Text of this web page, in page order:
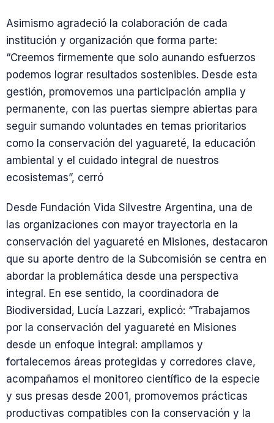
Asimismo agradeció la colaboración de cada
institución y organización que forma parte:
“Creemos firmemente que solo aunando esfuerzos
podemos lograr resultados sostenibles. Desde esta
gestión, promovemos una participación amplia y
permanente, con las puertas siempre abiertas para
seguir sumando voluntades en temas prioritarios
como la conservación del yaguareté, la educación
ambiental y el cuidado integral de nuestros
ecosistemas”, cerró
Desde Fundación Vida Silvestre Argentina, una de
las organizaciones con mayor trayectoria en la
conservación del yaguareté en Misiones, destacaron
que su aporte dentro de la Subcomisión se centra en
abordar la problemática desde una perspectiva
integral. En ese sentido, la coordinadora de
Biodiversidad, Lucía Lazzari, explicó: “Trabajamos
por la conservación del yaguareté en Misiones
desde un enfoque integral: ampliamos y
fortalecemos áreas protegidas y corredores clave,
acompañamos el monitoreo científico de la especie
y sus presas desde 2001, promovemos prácticas
productivas compatibles con la conservación y la